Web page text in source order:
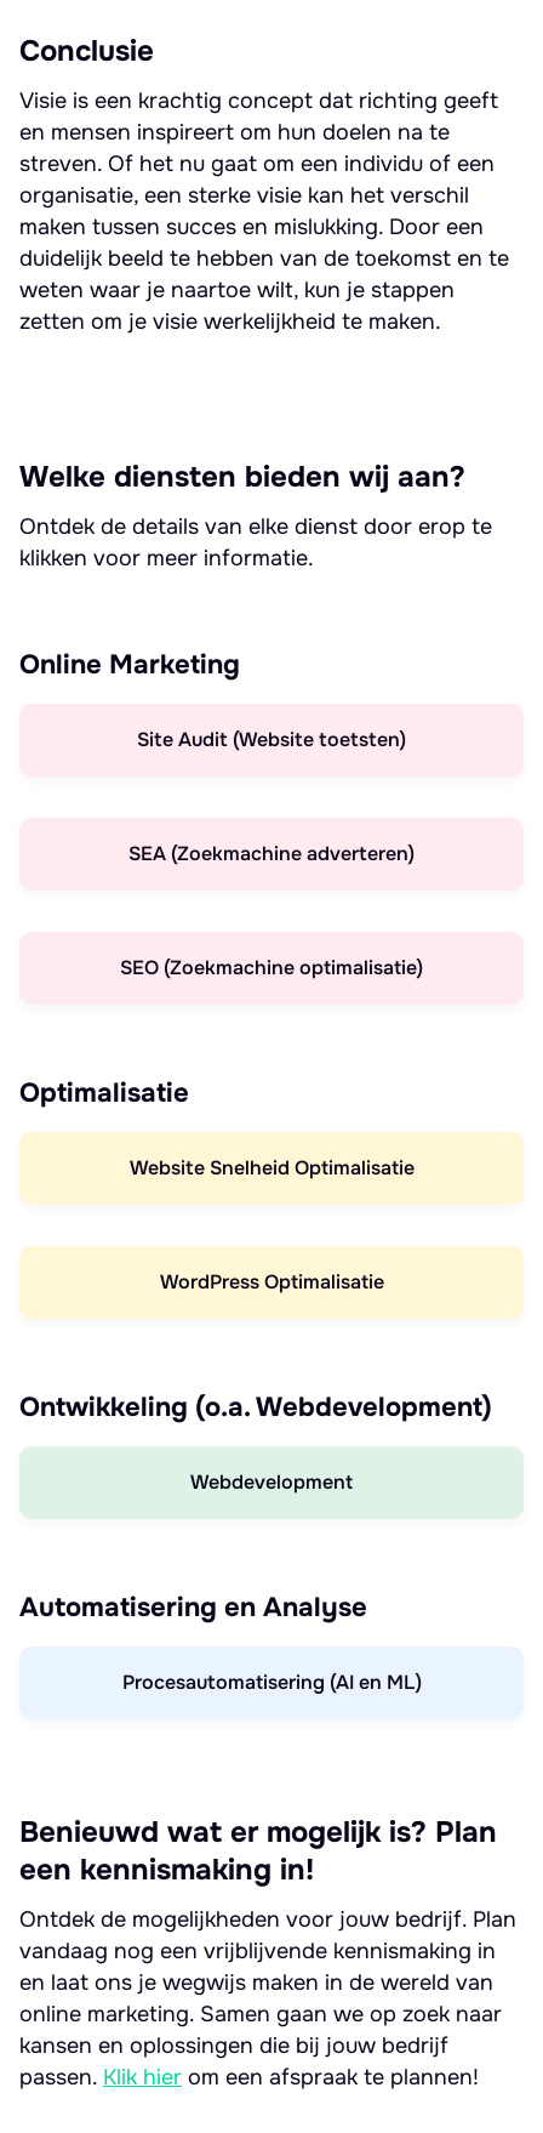
Conclusie
Visie is een krachtig concept dat richting geeft
en mensen inspireert om hun doelen na te
streven. Of het nu gaat om een individu of een
organisatie, een sterke visie kan het verschil
maken tussen succes en mislukking. Door een
duidelijk beeld te hebben van de toekomst en te
weten waar je naartoe wilt, kun je stappen
zetten om je visie werkelijkheid te maken.
Welke diensten bieden wij aan?
Ontdek de details van elke dienst door erop te
klikken voor meer informatie.
Online Marketing
Site Audit (Website toetsten)
SEA (Zoekmachine adverteren)
SEO (Zoekmachine optimalisatie)
Optimalisatie
Website Snelheid Optimalisatie
WordPress Optimalisatie
Ontwikkeling (o.a. Webdevelopment)
Webdevelopment
Automatisering en Analyse
Procesautomatisering (AI en ML)
Benieuwd wat er mogelijk is? Plan
een kennismaking in!
Ontdek de mogelijkheden voor jouw bedrijf. Plan
vandaag nog een vrijblijvende kennismaking in
en laat ons je wegwijs maken in de wereld van
online marketing. Samen gaan we op zoek naar
kansen en oplossingen die bij jouw bedrijf
passen. Klik hier om een afspraak te plannen!